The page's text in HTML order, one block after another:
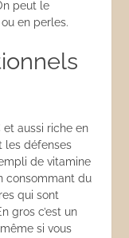
peut le
ou en perles.
et aussi riche en
les défenses
de vitamine
consommant du
qui sont
gros c’est un
si vous